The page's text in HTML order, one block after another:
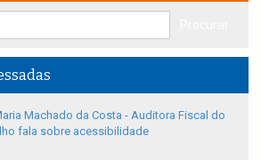
Machado da Costa - Auditora Fiscal do
fala sobre acessibilidade